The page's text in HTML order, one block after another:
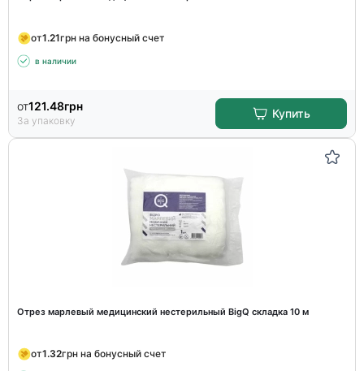
от1.21грн на бонусный счет
в наличии
от121.48грн
За упаковку
Купить
Отрез марлевый медицинский нестерильный BigQ складка 10 м
от1.32грн на бонусный счет